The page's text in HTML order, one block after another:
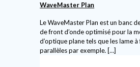
WaveMaster Plan
Le WaveMaster Plan est un banc
de front d’onde optimisé pour la
d’optique plane tels que les lame à
parallèles par exemple. […]